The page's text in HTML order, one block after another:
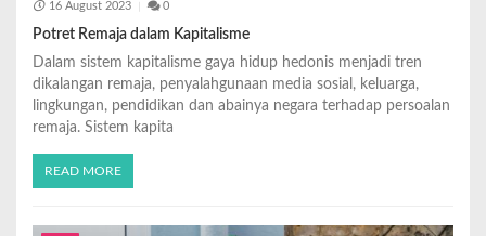
16 August 2023 0
Potret Remaja dalam Kapitalisme
Dalam sistem kapitalisme gaya hidup hedonis menjadi tren
dikalangan remaja, penyalahgunaan media sosial, keluarga,
lingkungan, pendidikan dan abainya negara terhadap persoalan
remaja. Sistem kapita
READ MORE